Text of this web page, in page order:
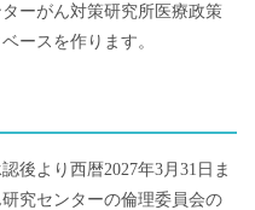
ーがん対策研究所医療政策
ースを作ります。
後より西暦2027年3月31日ま
究センターの倫理委員会の